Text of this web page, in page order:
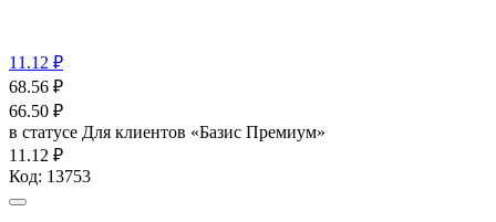
11.12 ₽
68.56 ₽
66.50 ₽
в статусе Для клиентов «Базис Премиум»
11.12 ₽
Код: 13753